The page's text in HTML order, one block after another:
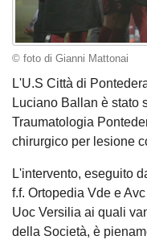
© foto di Gianni Mattonai
L'U.S Città di
Luciano Ballan è stato
Traumatologia
chirurgico per lesione
L'intervento, eseguito
f.f. Ortopedia Vde e
Uoc Versilia ai quali
della Società, è